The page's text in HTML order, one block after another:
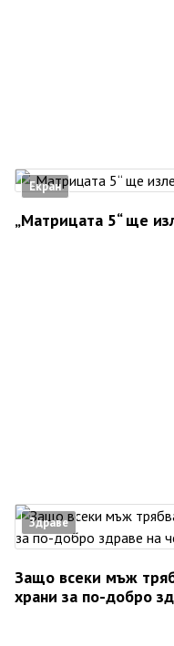
Екран
„Матрицата 5“ ще
Здраве
Защо всеки мъж
храни за по-добро